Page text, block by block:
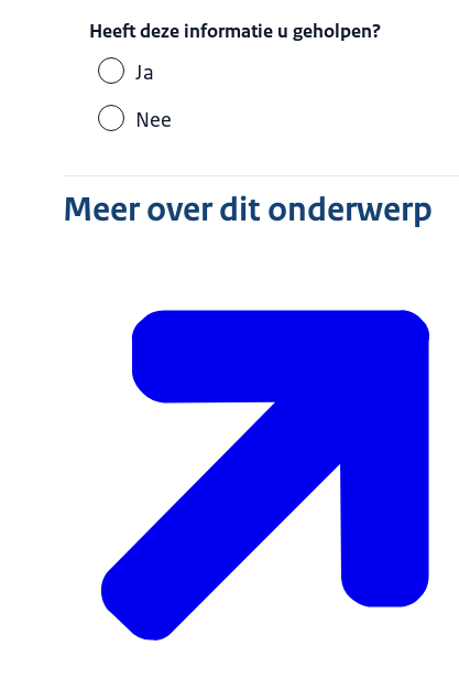
Heeft deze informatie u geholpen?
Ja
Nee
Meer over dit onderwerp